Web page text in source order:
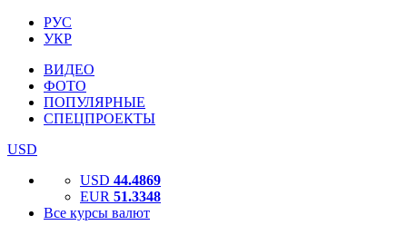
РУС
УКР
ВИДЕО
ФОТО
ПОПУЛЯРНЫЕ
СПЕЦПРОЕКТЫ
USD
USD 44.4869
EUR 51.3348
Все курсы валют